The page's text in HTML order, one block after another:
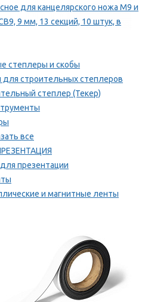
для канцелярского ножа M9 и
9 мм, 13 секций, 10 штук, в
степлеры и скобы
для строительных степлеров
степлер (Текер)
все
презентации
и магнитные ленты